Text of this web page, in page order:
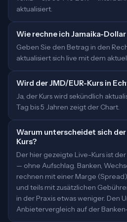
aktualisiert.
Wie rechne ich Jamaika-Dollar
Geben Sie den Betrag in den
aktualisiert sich live mit dem
Wird der JMD/EUR-Kurs in
Ja, der Kurs wird sekündlich
Tag bis 5 Jahren zeigt der Chart.
Warum unterscheidet sich
Kurs?
Der hier gezeigte Live-Kurs ist
— ohne Aufschlag. Banken,
rechnen mit einer Marge
und teils mit zusätzlichen
in der Praxis etwas weniger. Den
Anbietervergleich auf der